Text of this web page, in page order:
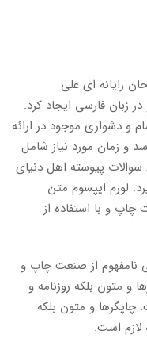
رایانه ای علی
زبان فارسی ایجاد کرد.
و دشواری موجود در ارائه
و زمان مورد نیاز شامل
پیوسته اهل دنیای
لورم ایپسوم متن
و با استفاده از
نامفهوم از صنعت چاپ و
و متون بلکه روزنامه و
و متون بلکه
لازم است.